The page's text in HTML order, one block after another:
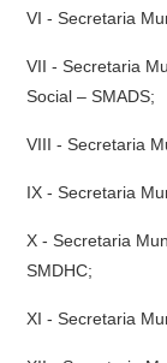
VI - Secretaria
VII - Secretaria
Social – SMADS;
VIII - Secretaria
IX - Secretaria
X - Secretaria
SMDHC;
XI - Secretaria